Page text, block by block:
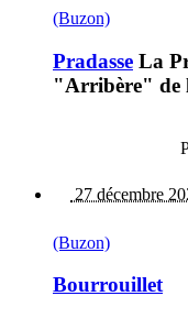
(Buzon)
Pradasse La
"Arribère" de
27 décembre
(Buzon)
Bourrouillet